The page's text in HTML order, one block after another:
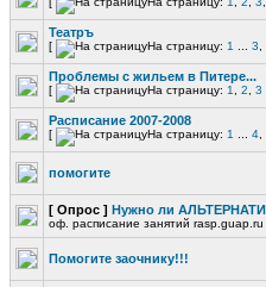
Театръ
[ На страницу: 1 3
Проблемы с жильем в Питере...
[ На страницу: 1 2 3
Расписание 2007-2008
[ На страницу: 1 4
помогите
[ Опрос ] Нужно ли
оф. расписание занятий rasp.guap.ru
Помогите заочнику!!!